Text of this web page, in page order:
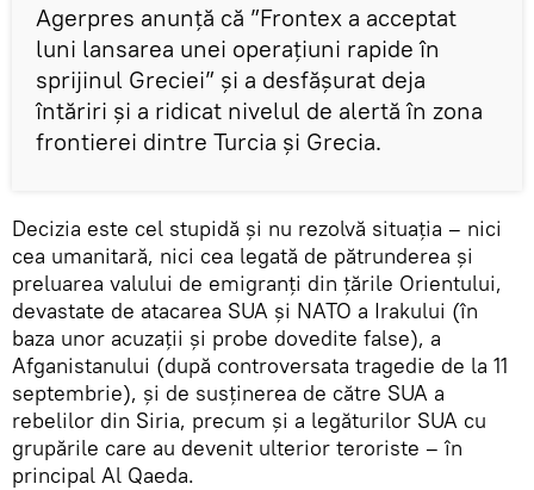
Agerpres anunță că ”Frontex a acceptat
luni lansarea unei operaţiuni rapide în
sprijinul Greciei” și a desfăşurat deja
întăriri şi a ridicat nivelul de alertă în zona
frontierei dintre Turcia şi Grecia.
Decizia este cel stupidă și nu rezolvă situația – nici
cea umanitară, nici cea legată de pătrunderea și
preluarea valului de emigranți din țările Orientului,
devastate de atacarea SUA și NATO a Irakului (în
baza unor acuzații și probe dovedite false), a
Afganistanului (după controversata tragedie de la 11
septembrie), și de susținerea de către SUA a
rebelilor din Siria, precum și a legăturilor SUA cu
grupările care au devenit ulterior teroriste – în
principal Al Qaeda.